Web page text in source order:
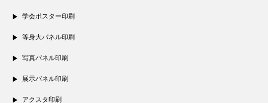
学会ポスター印刷
等身大パネル印刷
写真パネル印刷
展示パネル印刷
アクスタ印刷